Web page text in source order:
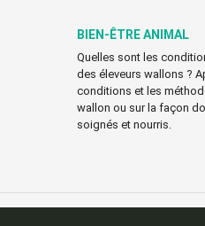
BIEN-ÊTRE ANIMAL
Quelles sont les
des éleveurs wallons ?
conditions et les
wallon ou sur la façon
soignés et nourris.